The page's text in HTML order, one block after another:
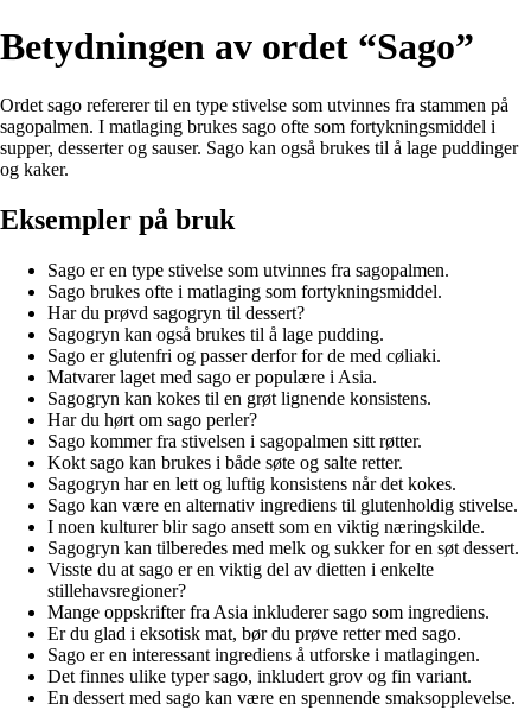
Betydningen av ordet “Sago”
Ordet sago refererer til en type stivelse som utvinnes fra stammen på
sagopalmen. I matlaging brukes sago ofte som fortykningsmiddel i
supper, desserter og sauser. Sago kan også brukes til å lage puddinger
og kaker.
Eksempler på bruk
Sago er en type stivelse som utvinnes fra sagopalmen.
Sago brukes ofte i matlaging som fortykningsmiddel.
Har du prøvd sagogryn til dessert?
Sagogryn kan også brukes til å lage pudding.
Sago er glutenfri og passer derfor for de med cøliaki.
Matvarer laget med sago er populære i Asia.
Sagogryn kan kokes til en grøt lignende konsistens.
Har du hørt om sago perler?
Sago kommer fra stivelsen i sagopalmen sitt røtter.
Kokt sago kan brukes i både søte og salte retter.
Sagogryn har en lett og luftig konsistens når det kokes.
Sago kan være en alternativ ingrediens til glutenholdig stivelse.
I noen kulturer blir sago ansett som en viktig næringskilde.
Sagogryn kan tilberedes med melk og sukker for en søt dessert.
Visste du at sago er en viktig del av dietten i enkelte
stillehavsregioner?
Mange oppskrifter fra Asia inkluderer sago som ingrediens.
Er du glad i eksotisk mat, bør du prøve retter med sago.
Sago er en interessant ingrediens å utforske i matlagingen.
Det finnes ulike typer sago, inkludert grov og fin variant.
En dessert med sago kan være en spennende smaksopplevelse.